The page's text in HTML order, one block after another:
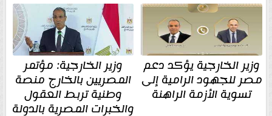
وزير الخارجية يؤكد دعم
مصر للجهود الرامية إلى
تسوية الأزمة الراهنة
وزير الخارجية: مؤتمر
المصريين بالخارج منصة
وطنية تربط العقول
والخبرات المصرية بالدولة